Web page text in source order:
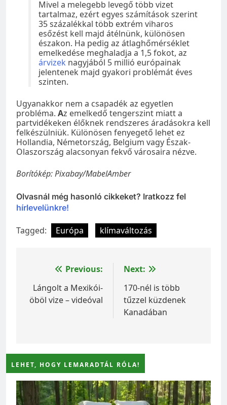
Mivel a melegebb levegő több vizet
tartalmaz, ezért egyes számítások szerint
35 százalékkal több extrém viharos
esőzést kell majd átélnünk, különösen
északon. Ha pedig az átlaghőmérséklet
emelkedése meghaladja a 1,5 fokot, az
árvizek nagyjából 5 millió európainak
jelentenek majd gyakori problémát éves
szinten.
Ugyanakkor nem a csapadék az egyetlen
probléma. Az emelkedő tengerszint miatt a
partvidékeken élőknek rendszeres áradásokra kell
felkészülniük. Különösen fenyegető lehet ez
Hollandia, Németország, Belgium vagy Észak-
Olaszország alacsonyan fekvő városaira nézve.
Borítókép: Pixabay/MabelAmber
Olvasnál még hasonló cikkeket? Iratkozz fel
hírlevelünkre!
Tagged: Európa klímaváltozás
Bejegyzés
navigáció
Previous:
Lángolt a Mexikói-
öböl vize – videóval
Next:
170-nél is több
tűzzel küzdenek
Kanadában
LEHET, HOGY LEMARADTÁL RÓLA!